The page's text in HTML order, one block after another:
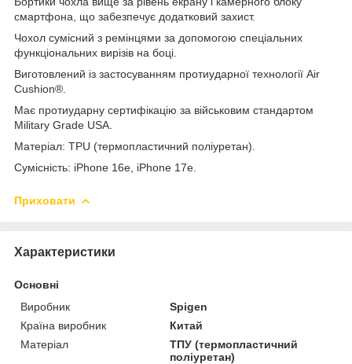
смартфона, що забезпечує додатковий захист.
Чохол сумісний з ремінцями за допомогою спеціальних
функціональних вирізів на боці.
Виготовлений із застосуванням протиударної технології Air
Cushion®.
Має протиударну сертифікацію за військовим стандартом
Military Grade USA.
Матеріал: TPU (термопластичний поліуретан).
Сумісність: iPhone 16e, iPhone 17e.
Приховати
Характеристики
Основні
Виробник
Spigen
Країна виробник
Китай
Матеріал
ТПУ (термопластичний
поліуретан)